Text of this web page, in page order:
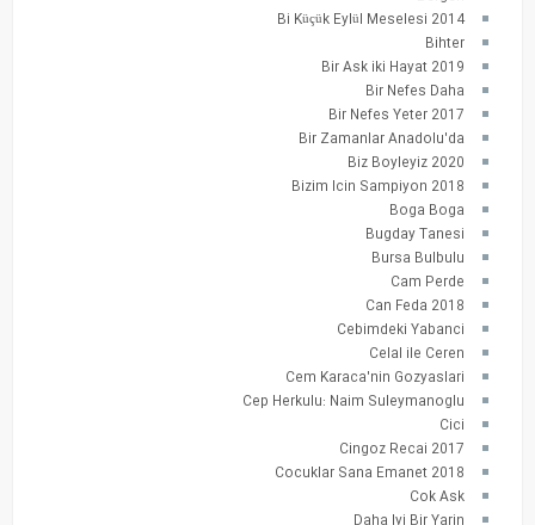
Bi Küçük Eylül Meselesi 2014
Bihter
Bir Ask iki Hayat 2019
Bir Nefes Daha
Bir Nefes Yeter 2017
Bir Zamanlar Anadolu'da
Biz Boyleyiz 2020
Bizim Icin Sampiyon 2018
Boga Boga
Bugday Tanesi
Bursa Bulbulu
Cam Perde
Can Feda 2018
Cebimdeki Yabanci
Celal ile Ceren
Cem Karaca'nin Gozyaslari
Cep Herkulu: Naim Suleymanoglu
Cici
Cingoz Recai 2017
Cocuklar Sana Emanet 2018
Cok Ask